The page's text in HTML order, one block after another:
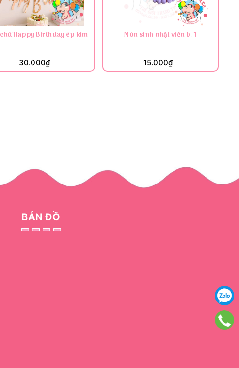
Happy Birthday ép kim
30.000₫
Nón sinh nhật viền bi 1
15.000₫
BẢN ĐỒ